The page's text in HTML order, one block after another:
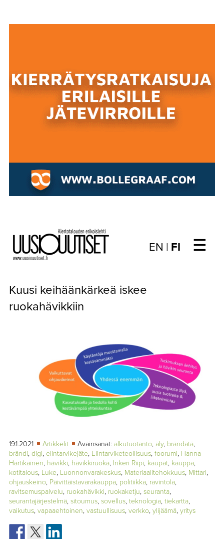
Choose
EN | FI ☰
ARTIKKELIT
TILAUSASIAT
MEDIATIEDOT
TAPAHTUMAT
YHTEYSTIEDOT
Kuusi keihäänkärkeä iskee
ruokahävikkiin
19.1.2021 Artikkelit Avainsanat: alkutuotanto, äly, brändätä,
brändi, digi, elintarvikejäte, Elintarviketeollisuus, foorumi, Hanna
Hartikainen, hävikki, hävikkiruoka, Inkeri Riipi, kaupat, kauppa,
kotitalous, Luke, Luonnonvarakeskus, Materiaalitehokkuus, Mittari,
ohjauskeino, Päivittäistavarakauppa, politiikka, ravintola,
ravitsemuspalvelu, ruokahävikki, ruokaketju, seuranta,
seurantajärjestelmä, sitoumus, sovellus, teknologia, tiekartta,
vaikutus, vapaaehtoinen, vastuullisuus, verkko, ylijäämä, yritys